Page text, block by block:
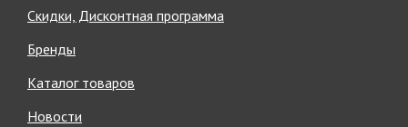
Скидки, Дисконтная программа
Бренды
Каталог товаров
Новости